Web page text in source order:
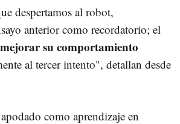
despertamos al robot,
anterior como recordatorio; el
su comportamiento
al tercer intento", detallan desde
como aprendizaje en